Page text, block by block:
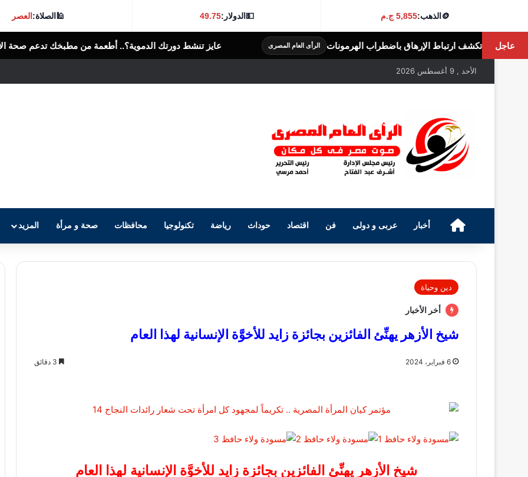
🪙الذهب:5,855 ج.م 💵الدولار:49.75
🕌الصلاة:العصر
عاجل
الإرهاق باضطراب الهرمونات الرأى العام المصرى عايز تنشط دورتك الدموية؟.. أطعمة من مطبخك تدعم صحة الأوعية الدموية الرأى العام
الأحد , 9 أغسطس 2026
الرئيسيةأخبار عربى و دولى فن اقتصاد حوداث رياضة تكنولوجيا محافظات صحة و مرأة المزيد
دين وحياة
أخر الأخبار
شيخ الأزهر يهنِّئ الفائزين بجائزة زايد للأخوَّة الإنسانية لهذا العام
6 فبراير، 2024
شيخ الأزهر يهنِّئ الفائزين بجائزة زايد للأخوَّة الإنسانية لهذا العام